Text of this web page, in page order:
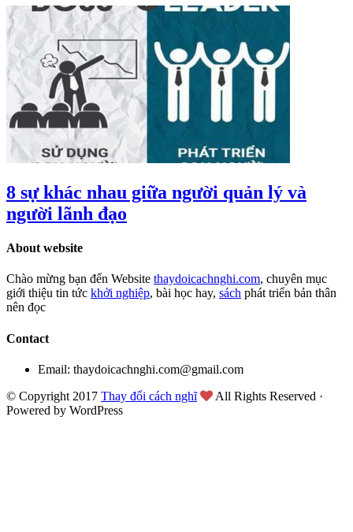
8 sự khác nhau giữa người quản lý và
người lãnh đạo
About website
Chào mừng bạn đến Website thaydoicachnghi.com, chuyên mục
giới thiệu tin tức khởi nghiệp, bài học hay, sách phát triển bản thân
nên đọc
Contact
Email: thaydoicachnghi.com@gmail.com
© Copyright 2017 Thay đổi cách nghĩ
All Rights Reserved ·
Powered by WordPress